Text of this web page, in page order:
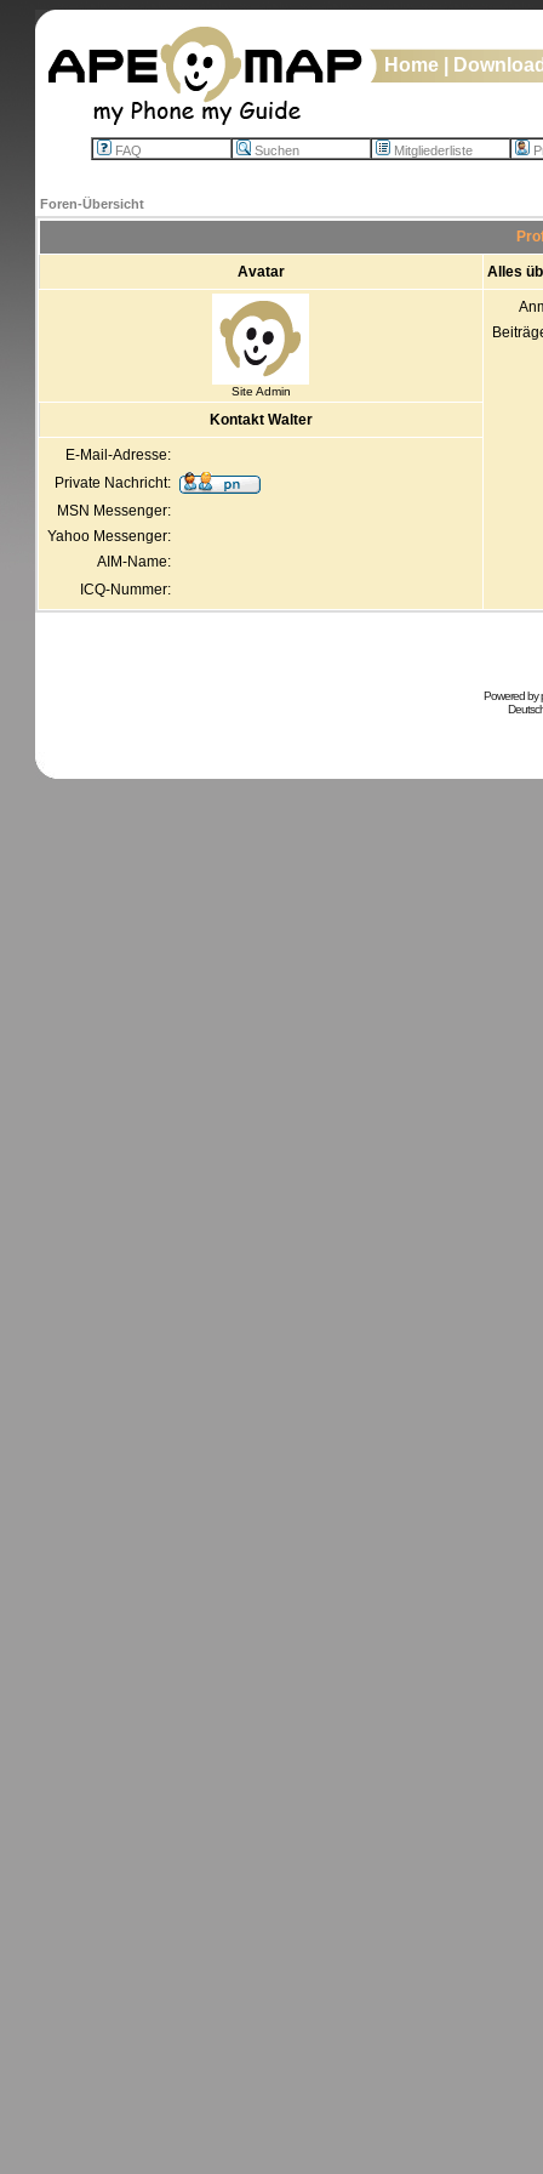
Home
FAQ Suchen Mitgliederliste
Foren-Übersicht
Avatar Alles
Site Admin
Kontakt Walter
E-Mail-Adresse:
Private Nachricht:
MSN Messenger:
Yahoo Messenger:
AIM-Name:
ICQ-Nummer:
Powered by